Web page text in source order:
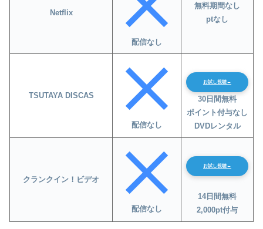
Netflix
配信なし
無料期間なし
ptなし
TSUTAYA DISCAS
配信なし
お試し視聴←
30日間無料
ポイント付与なし
DVDレンタル
クランクイン！ビデオ
配信なし
お試し視聴←
14日間無料
2,000pt付与